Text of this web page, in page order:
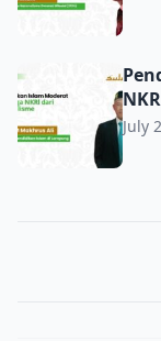
Pendidikan
July